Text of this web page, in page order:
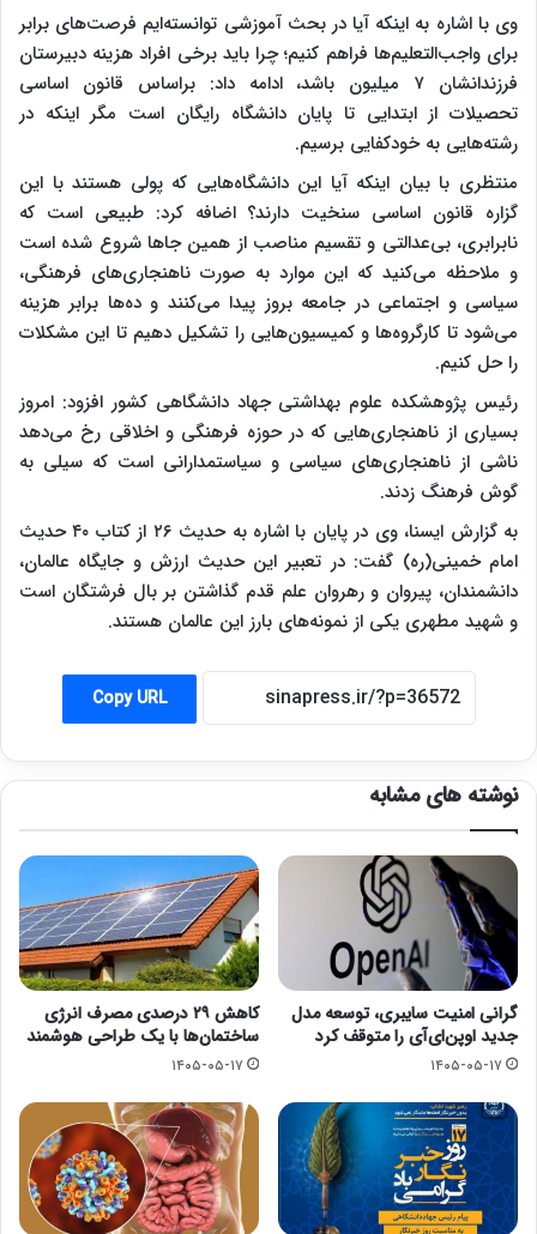
وی با اشاره به اینکه آیا در بحث آموزشی توانسته‌ایم فرصت‌های برابر
برای واجب‌التعلیم‌ها فراهم کنیم؛ چرا باید برخی افراد هزینه دبیرستان
فرزندانشان ۷ میلیون باشد، ادامه داد: براساس قانون اساسی
تحصیلات از ابتدایی تا پایان دانشگاه رایگان است مگر اینکه در
رشته‌هایی به خودکفایی برسیم.
منتظری با بیان اینکه آیا این دانشگاه‌هایی که پولی هستند با این
گزاره قانون اساسی سنخیت دارند؟ اضافه کرد: طبیعی است که
نابرابری، بی‌عدالتی و تقسیم مناصب از همین جاها شروع شده است
و ملاحظه می‌کنید که این موارد به صورت ناهنجاری‌های فرهنگی،
سیاسی و اجتماعی در جامعه بروز پیدا می‌کنند و ده‌ها برابر هزینه
می‌شود تا کارگروه‌ها و کمیسیون‌هایی را تشکیل دهیم تا این مشکلات
را حل کنیم.
رئیس پژوهشکده علوم بهداشتی جهاد دانشگاهی کشور افزود: امروز
بسیاری از ناهنجاری‌هایی که در حوزه فرهنگی و اخلاقی رخ می‌دهد
ناشی از ناهنجاری‌های سیاسی و سیاستمدارانی است که سیلی به
گوش فرهنگ زدند.
به گزارش ایسنا، وی در پایان با اشاره به حدیث ۲۶ از کتاب ۴۰ حدیث
امام خمینی(ره) گفت: در تعبیر این حدیث ارزش و جایگاه عالمان،
دانشمندان، پیروان و رهروان علم قدم گذاشتن بر بال فرشتگان است
و شهید مطهری یکی از نمونه‌های بارز این عالمان هستند.
Copy URL
نوشته های مشابه
گرانی امنیت سایبری، توسعه مدل
جدید اوپن‌ای‌آی را متوقف کرد
۱۴۰۵-۰۵-۱۷
کاهش ۲۹ درصدی مصرف انرژی
ساختمان‌ها با یک طراحی هوشمند
۱۴۰۵-۰۵-۱۷